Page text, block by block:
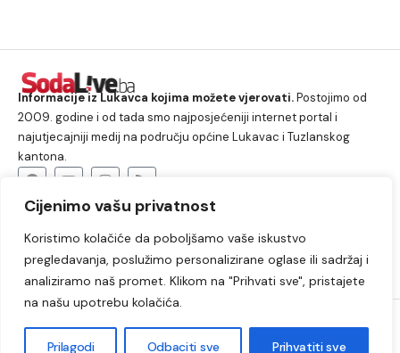
Cijenimo vašu privatnost
Koristimo kolačiće da poboljšamo vaše iskustvo
pregledavanja, poslužimo personalizirane oglase ili sadržaj i
analiziramo naš promet. Klikom na "Prihvati sve", pristajete
na našu upotrebu kolačića.
Prilagodi Odbaciti sve Prihvatiti sve
Informacije iz Lukavca kojima možete vjerovati.Postojimo od
2009. godine i od tada smo najposjećeniji internet portal i
najutjecajniji medij na području općine Lukavac i Tuzlanskog
kantona.
Lukavac Društvo Crna hronika
Sport
Kultura
Kolumne Slobodno vrijeme